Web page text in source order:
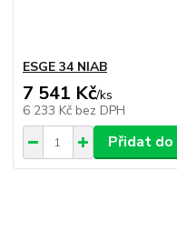
ESGE 34 NIAB
7 541 Kč/ks
6 233 Kč bez DPH
Přidat do